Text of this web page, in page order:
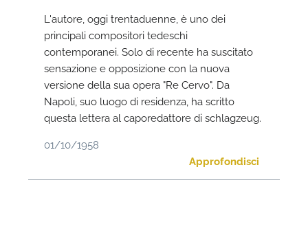
L'autore, oggi trentaduenne, è uno dei
principali compositori tedeschi
contemporanei. Solo di recente ha suscitato
sensazione e opposizione con la nuova
versione della sua opera "Re Cervo". Da
Napoli, suo luogo di residenza, ha scritto
questa lettera al caporedattore di schlagzeug.
01/10/1958
Approfondisci